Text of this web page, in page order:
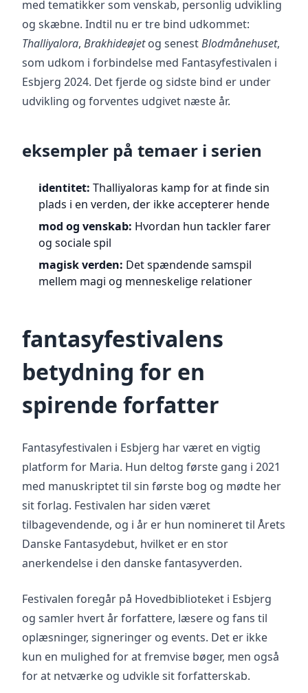
med tematikker som venskab, personlig udvikling
og skæbne. Indtil nu er tre bind udkommet:
Thalliyalora, Brakhideøjetog senestBlodmånehuset,
som udkom i forbindelse med Fantasyfestivalen i
Esbjerg 2024. Det fjerde og sidste bind er under
udvikling og forventes udgivet næste år.
eksempler på temaer i serien
identitet: Thalliyaloras kamp for at finde sin
plads i en verden, der ikke accepterer hende
mod og venskab: Hvordan hun tackler farer
og sociale spil
magisk verden: Det spændende samspil
mellem magi og menneskelige relationer
fantasyfestivalens
betydning for en
spirende forfatter
Fantasyfestivalen i Esbjerg har været en vigtig
platform for Maria. Hun deltog første gang i 2021
med manuskriptet til sin første bog og mødte her
sit forlag. Festivalen har siden været
tilbagevendende, og i år er hun nomineret til Årets
Danske Fantasydebut, hvilket er en stor
anerkendelse i den danske fantasyverden.
Festivalen foregår på Hovedbiblioteket i Esbjerg
og samler hvert år forfattere, læsere og fans til
oplæsninger, signeringer og events. Det er ikke
kun en mulighed for at fremvise bøger, men også
for at netværke og udvikle sit forfatterskab.